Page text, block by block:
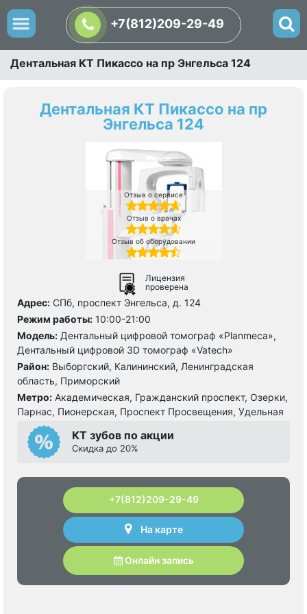
+7(812)209-29-49
Дентальная КТ Пикассо на пр Энгельса 124
Дентальная КТ Пикассо на пр
Энгельса 124
Отзыв о сервисе
Отзыв о врачах
Отзыв об оборудовании
Лицензия
проверена
Адрес: СПб, проспект Энгельса, д. 124
Режим работы: 10:00-21:00
Модель: Дентальный цифровой томограф «Planmeca»,
Дентальный цифровой 3D томограф «Vatech»
Район: Выборгский, Калининский, Ленинградская
область, Приморский
Метро: Академическая, Гражданский проспект, Озерки,
Парнас, Пионерская, Проспект Просвещения, Удельная
КТ зубов по акции
Cкидка до 20%
+7(812)209-29-49
На карте
Онлайн запись